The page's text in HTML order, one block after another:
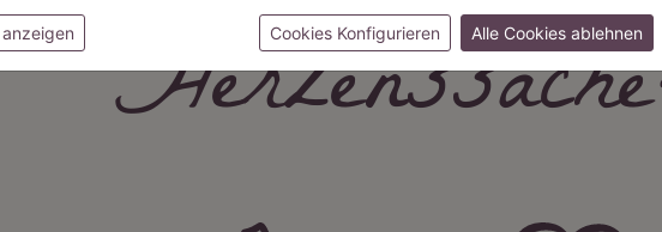
Cookies Konfigurieren Alle Cookies ablehnen